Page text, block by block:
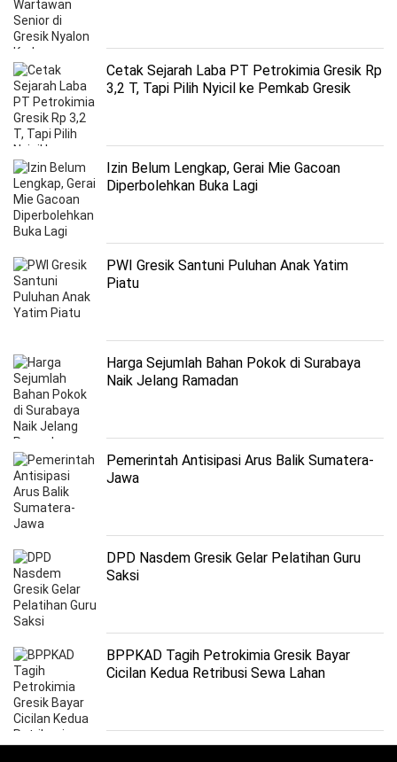
Cetak Sejarah Laba PT Petrokimia Gresik Rp
3,2 T, Tapi Pilih Nyicil ke Pemkab Gresik
Izin Belum Lengkap, Gerai Mie Gacoan
Diperbolehkan Buka Lagi
PWI Gresik Santuni Puluhan Anak Yatim
Piatu
Harga Sejumlah Bahan Pokok di Surabaya
Naik Jelang Ramadan
Pemerintah Antisipasi Arus Balik Sumatera-
Jawa
DPD Nasdem Gresik Gelar Pelatihan Guru
Saksi
BPPKAD Tagih Petrokimia Gresik Bayar
Cicilan Kedua Retribusi Sewa Lahan